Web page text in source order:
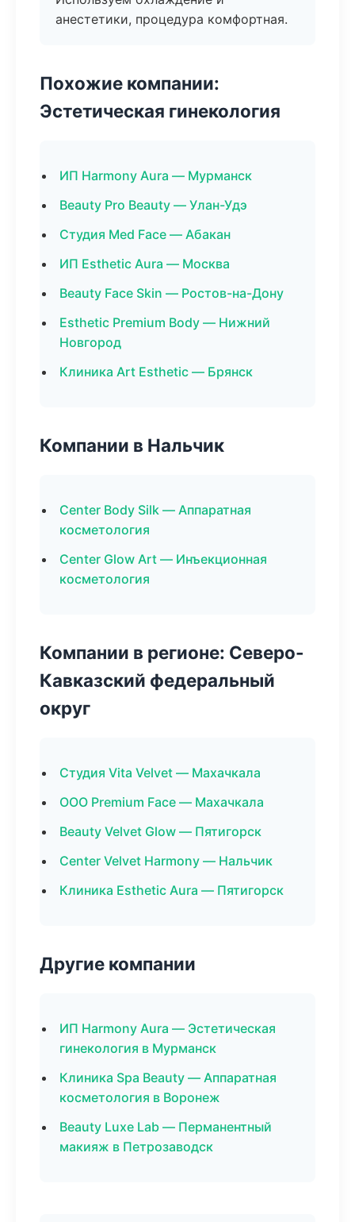
анестетики, процедура комфортная.
Похожие компании:
Эстетическая гинекология
ИП Harmony Aura — Мурманск
Beauty Pro Beauty — Улан-Удэ
Студия Med Face — Абакан
ИП Esthetic Aura — Москва
Beauty Face Skin — Ростов-на-Дону
Esthetic Premium Body — Нижний
Новгород
Клиника Art Esthetic — Брянск
Компании в Нальчик
Center Body Silk — Аппаратная
косметология
Center Glow Art — Инъекционная
косметология
Компании в регионе: Северо-
Кавказский федеральный
округ
Студия Vita Velvet — Махачкала
ООО Premium Face — Махачкала
Beauty Velvet Glow — Пятигорск
Center Velvet Harmony — Нальчик
Клиника Esthetic Aura — Пятигорск
Другие компании
ИП Harmony Aura — Эстетическая
гинекология в Мурманск
Клиника Spa Beauty — Аппаратная
косметология в Воронеж
Beauty Luxe Lab — Перманентный
макияж в Петрозаводск